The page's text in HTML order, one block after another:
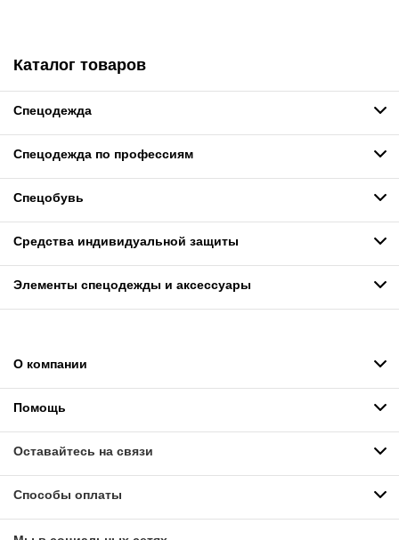
Каталог товаров
Спецодежда
Спецодежда по профессиям
Спецобувь
Средства индивидуальной защиты
Элементы спецодежды и аксессуары
О компании
Помощь
Оставайтесь на связи
Способы оплаты